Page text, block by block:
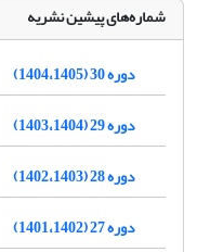
شماره‌های پیشین نشریه
دوره 30 (1404،1405)
دوره 29 (1403،1404)
دوره 28 (1402،1403)
دوره 27 (1401،1402)